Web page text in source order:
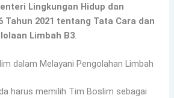
Lingkungan Hidup dan
Tahun 2021 tentang Tata Cara dan
Limbah B3.
dalam Melayani Pengolahan Limbah
harus memilih Tim Boslim sebagai